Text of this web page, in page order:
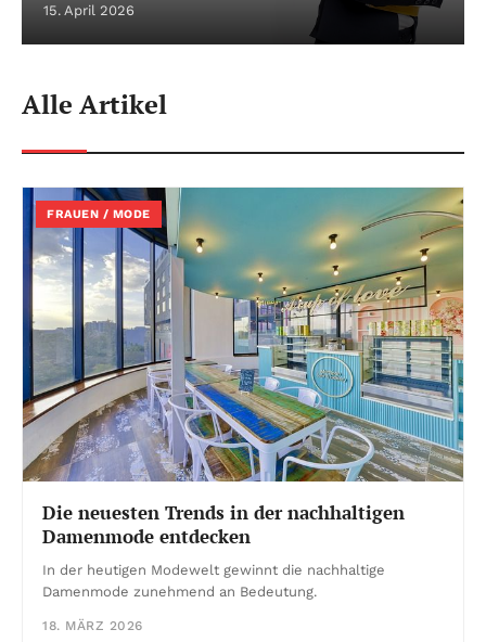
15. April 2026
Alle Artikel
FRAUEN / MODE
Die neuesten Trends in der nachhaltigen
Damenmode entdecken
In der heutigen Modewelt gewinnt die nachhaltige
Damenmode zunehmend an Bedeutung.
18. MÄRZ 2026